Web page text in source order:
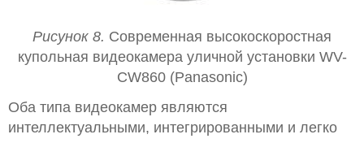
Рисунок 8. Современная высокоскоростная
купольная видеокамера уличной установки WV-
CW860 (Panasonic)
Оба типа видеокамер являются
интеллектуальными, интегрированными и легко